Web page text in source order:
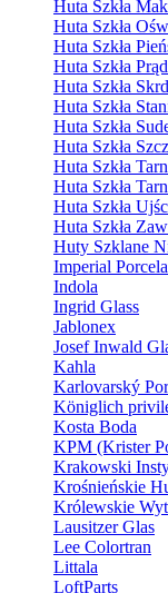
Huta Szkła
Huta Szkła
Huta Szkła
Huta Szkła
Huta Szkła
Huta Szkła
Huta Szkła
Huta Szkła
Huta Szkła
Huta Szkła
Huta Szkła
Huta Szkła
Huty Szklane
Imperial
Indola
Ingrid Glass
Jablonex
Josef Inwald
Kahla
Karlovarský
Königlich
Kosta Boda
KPM (Krister
Krakowski
Krośnieńskie
Królewskie
Lausitzer Glas
Lee Colortran
Littala
LoftParts